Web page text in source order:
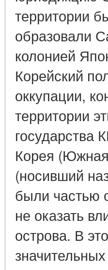
территории
образовали
колонией
Корейский
оккупации,
территории
государства
Корея
(носивший
были частью
не оказать
острова. В